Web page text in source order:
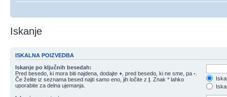
Iskanje
ISKALNA POIZVEDBA
Iskanje po ključnih besedah:
Pred besedo, ki mora biti najdena, dodajte + , pred besedo, ki ne sme, pa -
Če želite iz seznama besed najti samo eno, jih ločite z | . Znak * lahko
uporabite za delna ujemanja.